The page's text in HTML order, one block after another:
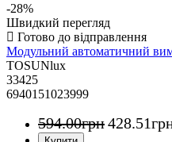
-28%
Швидкий перегляд
Модульний автоматичний
TOSUNlux
33425
6940151023999
594.00грн428.51